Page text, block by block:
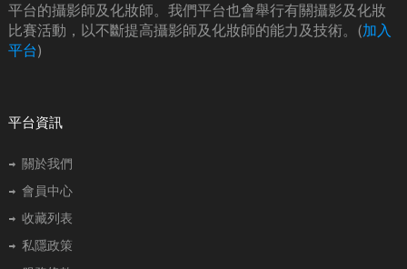
平台的攝影師及化妝師。我們平台也會舉行有關攝影及化妝
比賽活動，以不斷提高攝影師及化妝師的能力及技術。(加入
平台)
平台資訊
關於我們
會員中心
收藏列表
私隱政策